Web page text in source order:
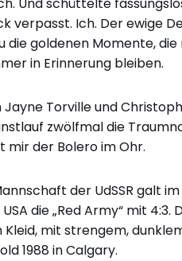
Und schüttelte
verpasst. Ich. Der ewige
die goldenen Momente,
in Erinnerung bleiben.
Jayne Torville und
zwölfmal die
mir der Bolero im Ohr.
der UdSSR galt
die „Red Army“ mit
mit strengem,
1988 in Calgary.